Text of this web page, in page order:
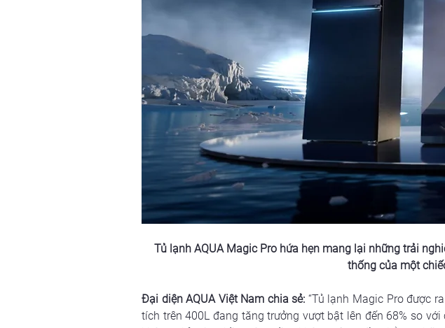
Tủ lạnh AQUA Magic Pro hứa hẹn mang lại những trải
thống của một
Đại diện AQUA Việt Nam chia sẻ: “Tủ lạnh Magic Pro được
tích trên 400L đang tăng trưởng vượt bật lên đến 68% so